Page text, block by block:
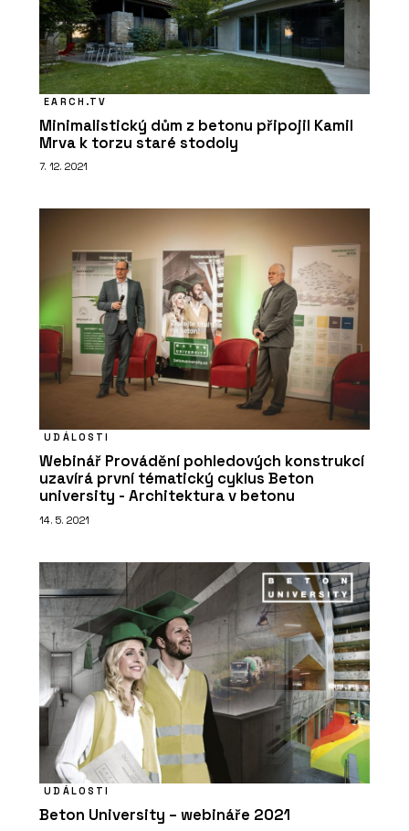
EARCH.TV
Minimalistický dům z betonu připojil Kamil
Mrva k torzu staré stodoly
7. 12. 2021
UDÁLOSTI
Webinář Provádění pohledových konstrukcí
uzavírá první tématický cyklus Beton
university - Architektura v betonu
14. 5. 2021
UDÁLOSTI
Beton University – webináře 2021